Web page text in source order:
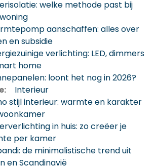
welke methode past bij
aanschaffen: alles over
en subsidie
verlichting: LED, dimmers
home
loont het nog in 2026?
Interieur
stijl interieur: warmte en karakter
in huis: zo creëer je
per kamer
de minimalistische trend uit
en Scandinavië